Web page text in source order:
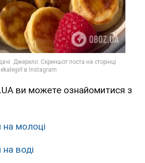
ви можете ознайомитися з
на молоці
воді